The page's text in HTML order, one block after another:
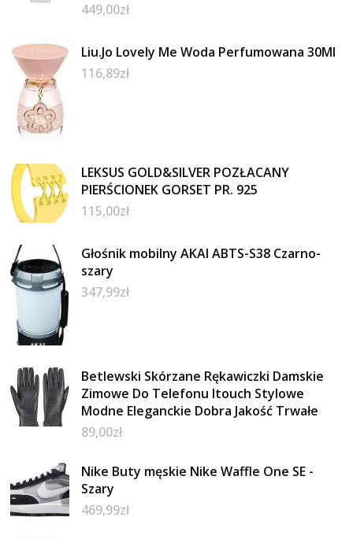
449,00zł
Liu.Jo Lovely Me Woda Perfumowana 30Ml
116,89zł
LEKSUS GOLD&SILVER POZŁACANY
PIERŚCIONEK GORSET PR. 925
115,00zł
Głośnik mobilny AKAI ABTS-S38 Czarno-
szary
347,99zł
Betlewski Skórzane Rękawiczki Damskie
Zimowe Do Telefonu Itouch Stylowe
Modne Eleganckie Dobra Jakość Trwałe
89,00zł
Nike Buty męskie Nike Waffle One SE -
Szary
469,99zł